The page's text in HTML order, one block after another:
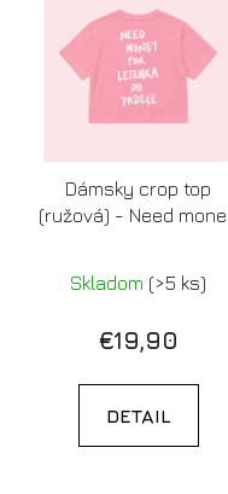
Dámsky crop top
(ružová) - Need money
Skladom (>5 ks)
€19,90
DETAIL